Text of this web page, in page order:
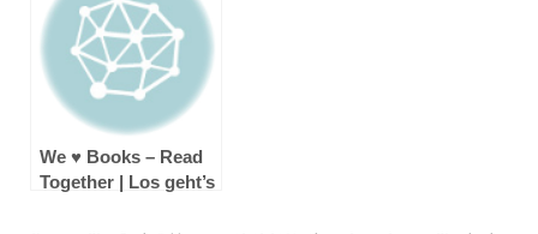
We ♥ Books – Read
Together | Los geht’s